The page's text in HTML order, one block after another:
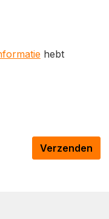
hebt
Verzenden